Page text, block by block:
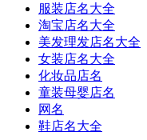
服装店名大全
淘宝店名大全
美发理发店名大全
女装店名大全
化妆品店名
童装母婴店名
网名
鞋店名大全